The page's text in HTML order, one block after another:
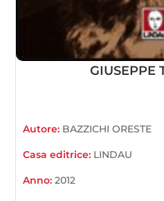
GIUSEPPE
Autore: BAZZICHI ORESTE
Casa editrice: LINDAU
Anno:2012